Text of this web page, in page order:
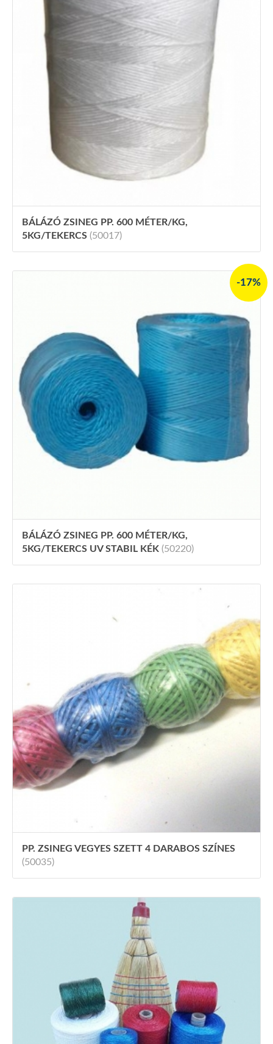
BÁLÁZÓ ZSINEG PP. 600 MÉTER/KG,
5KG/TEKERCS (50017)
-17%
BÁLÁZÓ ZSINEG PP. 600 MÉTER/KG,
5KG/TEKERCS UV STABIL KÉK (50220)
PP. ZSINEG VEGYES SZETT 4 DARABOS SZÍNES
(50035)